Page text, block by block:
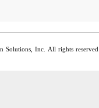
Inc. All rights reserved